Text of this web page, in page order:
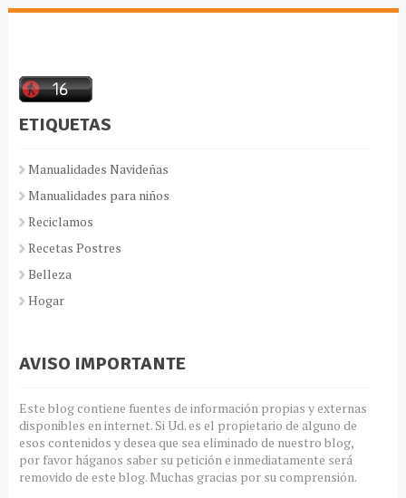
ETIQUETAS
Manualidades Navideñas
Manualidades para niños
Reciclamos
Recetas Postres
Belleza
Hogar
AVISO IMPORTANTE
Este blog contiene fuentes de información propias y externas
disponibles en internet. Si Ud. es el propietario de alguno de
esos contenidos y desea que sea eliminado de nuestro blog,
por favor háganos saber su petición e inmediatamente será
removido de este blog. Muchas gracias por su comprensión.